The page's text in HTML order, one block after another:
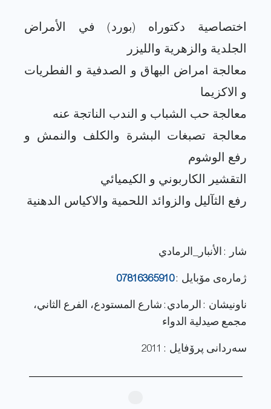
اختصاصية دكتوراه (بورد) في الأمراض
معالجة امراض البهاق و الصدفية و الفطريات
معالجة تصبغات البشرة والكلف والنمش و
شار : الأنبار_الرمادي
ژماره‌ی مۆبایل :07816365910
ناونيشان : الرمادي: شارع المستودع، الفرع الثاني،
مجمع صيدلية الدواء
سەردانی پرۆفایل : 2011